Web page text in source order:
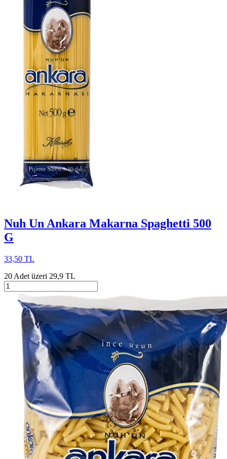
Nuh Un Ankara Makarna Spaghetti 500
G
33,50 TL
20 Adet üzeri 29,9 TL